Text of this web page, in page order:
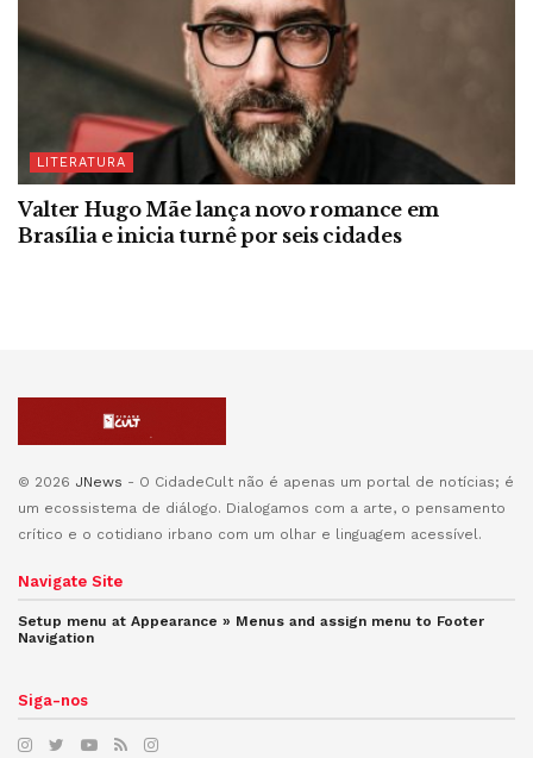
LITERATURA
Valter Hugo Mãe lança novo romance em
Brasília e inicia turnê por seis cidades
© 2026 JNews - O CidadeCult não é apenas um portal de notícias; é
um ecossistema de diálogo. Dialogamos com a arte, o pensamento
crítico e o cotidiano irbano com um olhar e linguagem acessível.
Navigate Site
Setup menu at Appearance » Menus and assign menu to Footer
Navigation
Siga-nos